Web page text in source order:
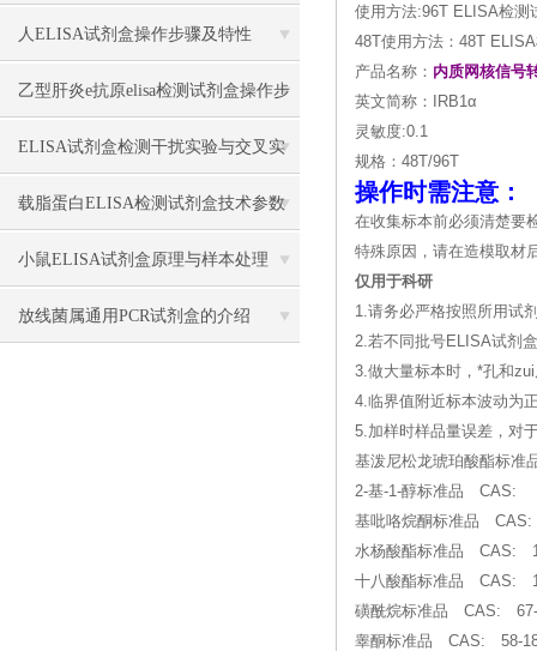
人ELISA试剂盒操作步骤及特性
乙型肝炎e抗原elisa检测试剂盒操作步
骤
ELISA试剂盒检测干扰实验与交叉实
验应用
载脂蛋白ELISA检测试剂盒技术参数
小鼠ELISA试剂盒原理与样本处理
放线菌属通用PCR试剂盒的介绍
使用方法:96T ELISA检测
48T使用方法：48T
产品名称： 内质网核信号
英文简称：IRB1α
灵敏度:0.1
规格：48T/96T
操作时需注意：
在收集标本前必须清楚要
特殊原因，请在造模取材
仅用于科研
1.请务必严格按照所用试
2.若不同批号ELISA试剂
3.做大量标本时，*孔和
4.临界值附近标本波动为
5.加样时样品量误差，对
基泼尼松龙琥珀酸酯
2-基-1-醇标准品
基吡咯烷酮标准品
水杨酸酯标准品 CAS:
十八酸酯标准品 CAS:
磺酰烷标准品 CAS:
睾酮标准品 CAS: 58-